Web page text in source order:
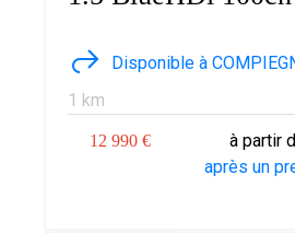
Disponible à
1 km
12 990 € à partir
après un